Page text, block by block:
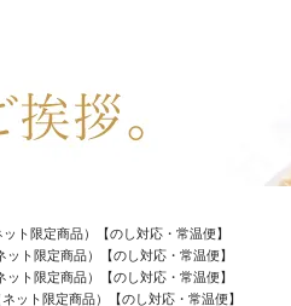
ト限定商品）【のし対応・常温便】
ト限定商品）【のし対応・常温便】
ト限定商品）【のし対応・常温便】
ット限定商品）【のし対応・常温便】